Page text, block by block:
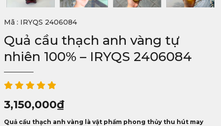
Mã : IRYQS 2406084
Quả cầu thạch anh vàng tự
nhiên 100% – IRYQS 2406084
3,150,000₫
Quả cầu thạch anh vàng là vật phẩm phong thủy thu hút may